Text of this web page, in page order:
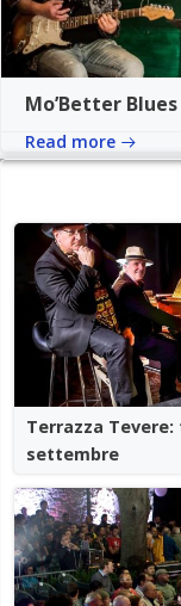
Mo’Better
Read more
Terrazza
settembre